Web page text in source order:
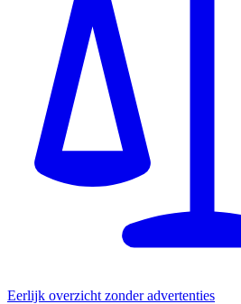
Eerlijk overzicht zonder advertenties